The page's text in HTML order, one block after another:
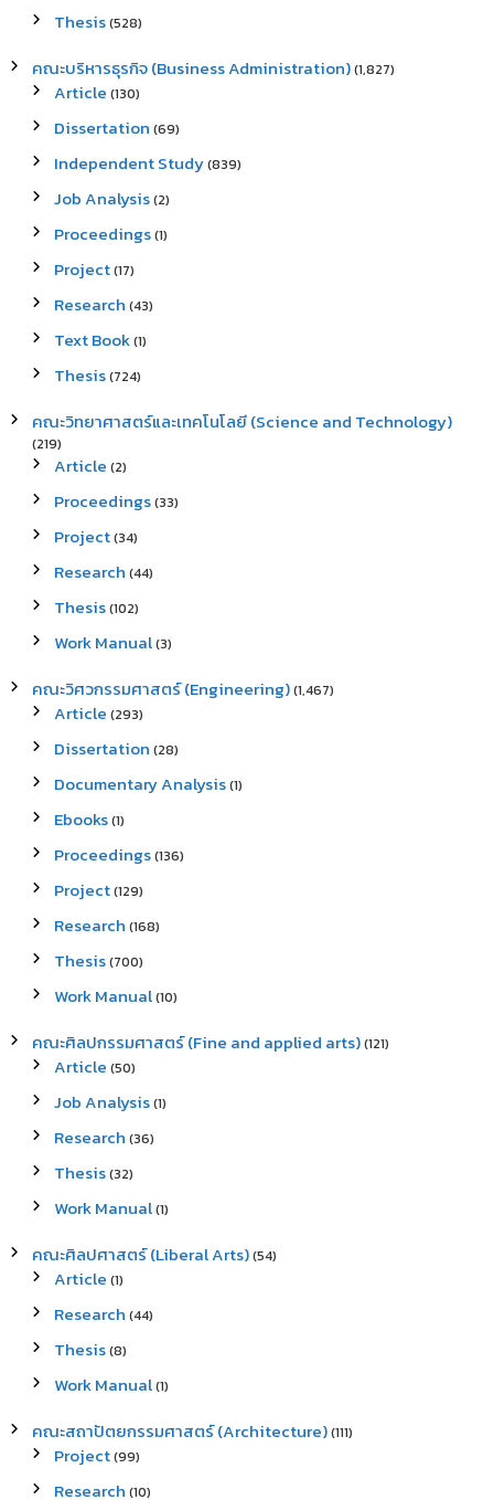
Thesis(528)
คณะบริหารธุรกิจ (Business Administration)(1,827)
Article (130)
Dissertation (69)
Independent Study(839)
Job Analysis(2)
Proceedings(1)
Project(17)
Research (43)
Text Book(1)
Thesis(724)
คณะวิทยาศาสตร์และเทคโนโลยี (Science and Technology)
(219)
Article (2)
Proceedings(33)
Project(34)
Research (44)
Thesis(102)
Work Manual(3)
คณะวิศวกรรมศาสตร์ (Engineering)(1,467)
Article (293)
Dissertation (28)
Documentary Analysis(1)
Ebooks(1)
Proceedings(136)
Project(129)
Research (168)
Thesis(700)
Work Manual(10)
คณะศิลปกรรมศาสตร์ (Fine and applied arts)(121)
Article (50)
Job Analysis(1)
Research (36)
Thesis(32)
Work Manual(1)
คณะศิลปศาสตร์ (Liberal Arts)(54)
Article (1)
Research (44)
Thesis(8)
Work Manual(1)
คณะสถาปัตยกรรมศาสตร์ (Architecture)(111)
Project(99)
Research (10)